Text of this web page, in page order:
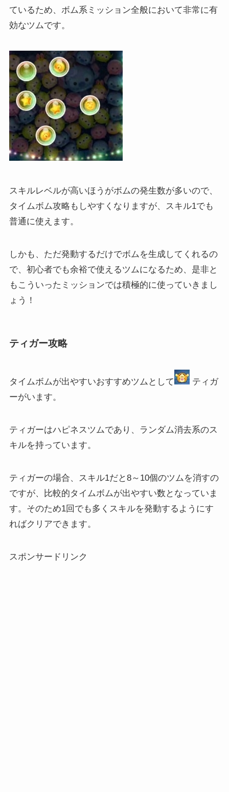
ているため、ボム系ミッション全般において非常に有
効なツムです。
スキルレベルが高いほうがボムの発生数が多いので、
タイムボム攻略もしやすくなりますが、スキル1でも
普通に使えます。
しかも、ただ発動するだけでボムを生成してくれるの
で、初心者でも余裕で使えるツムになるため、是非と
もこういったミッションでは積極的に使っていきまし
ょう！
ティガー攻略
タイムボムが出やすいおすすめツムとして
ティガ
ーがいます。
ティガーはハピネスツムであり、ランダム消去系のス
キルを持っています。
ティガーの場合、スキル1だと8～10個のツムを消すの
ですが、比較的タイムボムが出やすい数となっていま
す。そのため1回でも多くスキルを発動するようにす
ればクリアできます。
スポンサードリンク